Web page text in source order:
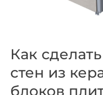
Как
стен из
блоков